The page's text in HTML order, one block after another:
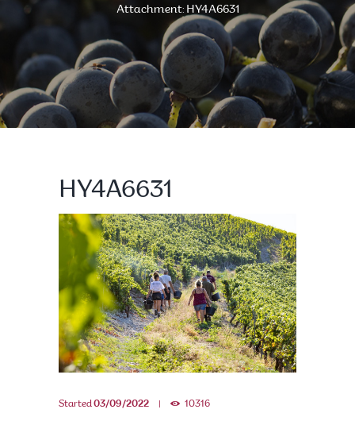
Attachment: HY4A6631
HY4A6631
Started03/09/2022 10316